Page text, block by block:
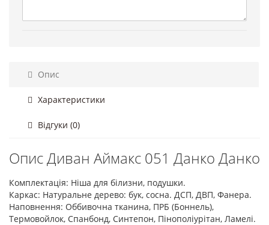
Опис
Характеристики
Відгуки (0)
Опис Диван Аймакс 051 Данко Данко
Комплектація: Ніша для білизни, подушки.
Каркас: Натуральне дерево: бук, сосна. ДСП, ДВП, Фанера.
Наповнення: Оббивочна тканина, ПРБ (Боннель),
Термовойлок, Спанбонд, Синтепон, Пінополіурітан, Ламелі.